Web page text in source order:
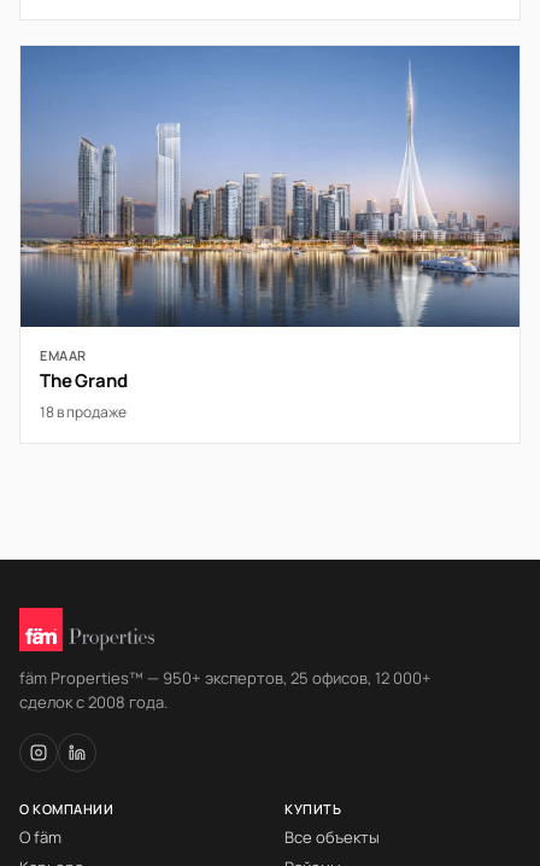
EMAAR
The Grand
18 в продаже
fäm Properties™ — 950+ экспертов, 25 офисов, 12 000+
сделок с 2008 года.
О КОМПАНИИ
О fäm
КУПИТЬ
Все объекты